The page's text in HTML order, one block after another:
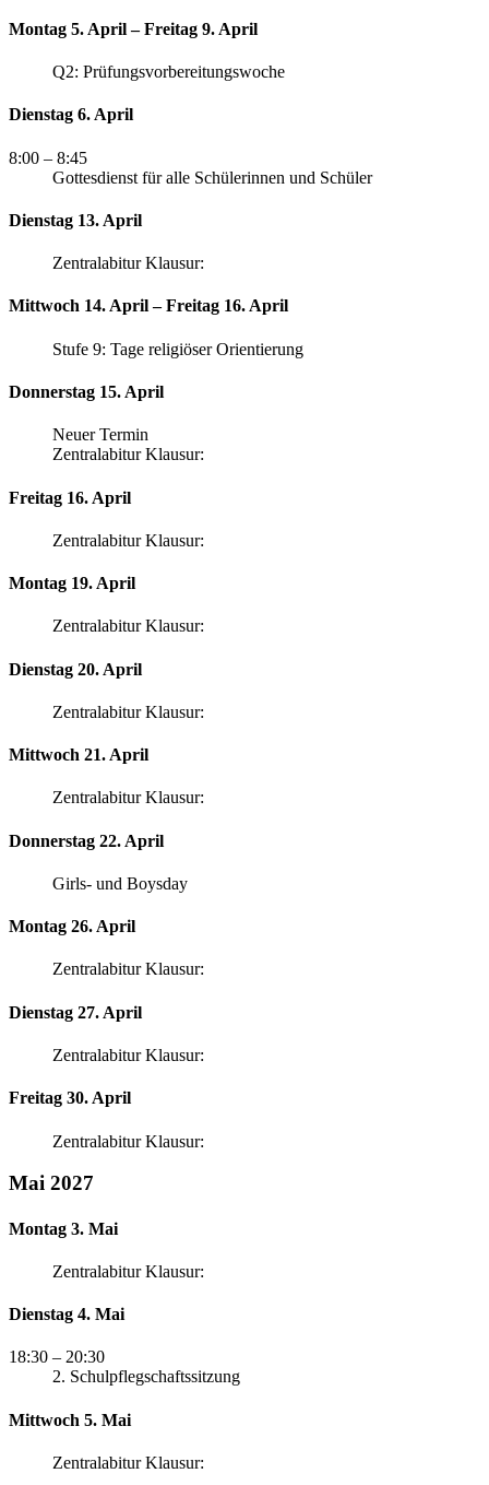
Montag 5. April – Freitag 9. April
Q2: Prüfungsvorbereitungswoche
Dienstag 6. April
8:00 – 8:45
Gottesdienst für alle Schülerinnen und Schüler
Dienstag 13. April
Zentralabitur Klausur:
Mittwoch 14. April – Freitag 16. April
Stufe 9: Tage religiöser Orientierung
Donnerstag 15. April
Neuer Termin
Zentralabitur Klausur:
Freitag 16. April
Zentralabitur Klausur:
Montag 19. April
Zentralabitur Klausur:
Dienstag 20. April
Zentralabitur Klausur:
Mittwoch 21. April
Zentralabitur Klausur:
Donnerstag 22. April
Girls- und Boysday
Montag 26. April
Zentralabitur Klausur:
Dienstag 27. April
Zentralabitur Klausur:
Freitag 30. April
Zentralabitur Klausur:
Mai 2027
Montag 3. Mai
Zentralabitur Klausur:
Dienstag 4. Mai
18:30 – 20:30
2. Schulpflegschaftssitzung
Mittwoch 5. Mai
Zentralabitur Klausur: